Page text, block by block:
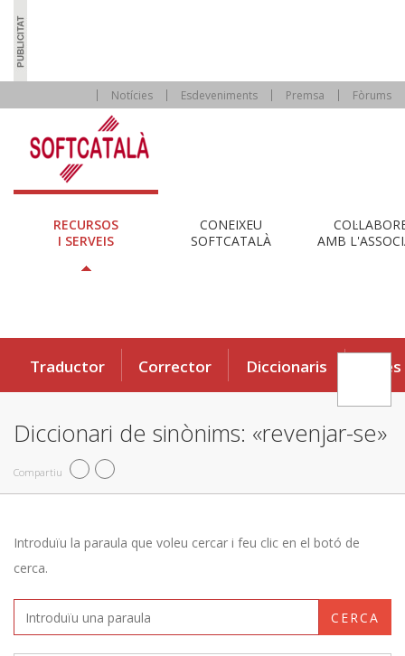
Notícies Esdeveniments Premsa Fòrums
RECURSOS
I SERVEIS
CONEIXEU
SOFTCATALÀ
AMB
Traductor Corrector Diccionaris Eines
Diccionari de sinònims: «revenjar-se»
Compartiu
Introduïu la paraula que voleu cercar i feu clic en el botó de
cerca.
CERCA